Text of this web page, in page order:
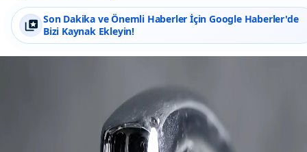
Son Dakika ve Önemli Haberler İçin Google Haberler'de
Bizi Kaynak Ekleyin!